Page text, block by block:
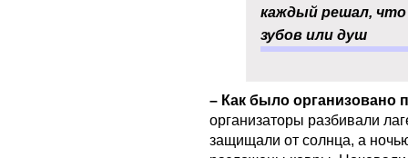
каждый решал,
зубов или душ
– Как было организовано
организаторы разбивали
защищали от солнца, а